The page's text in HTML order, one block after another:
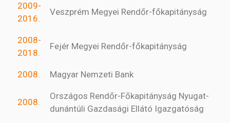
2009-
2016.
Veszprém Megyei Rendőr-főkapitányság
2008-
2018.
Fejér Megyei Rendőr-főkapitányság
2008. Magyar Nemzeti Bank
2008.
Országos Rendőr-Főkapitányság Nyugat-
dunántúli Gazdasági Ellátó Igazgatóság